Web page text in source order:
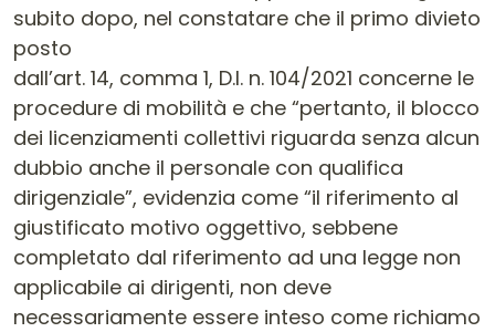
subito dopo, nel constatare che il primo divieto
posto
dall’art. 14, comma 1, D.l. n. 104/2021 concerne le
procedure di mobilità e che “pertanto, il blocco
dei licenziamenti collettivi riguarda senza alcun
dubbio anche il personale con qualifica
dirigenziale”, evidenzia come “il riferimento al
giustificato motivo oggettivo, sebbene
completato dal riferimento ad una legge non
applicabile ai dirigenti, non deve
necessariamente essere inteso come richiamo